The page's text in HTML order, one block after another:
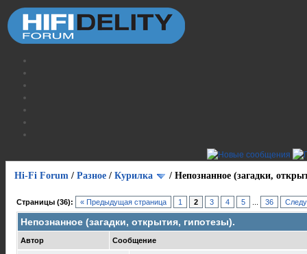
Hi-Fi Forum / Разное / Курилка / Непознанное (загадки,
Страницы (36): « Предыдущая страница 1 2 3 4 5 36
Непознанное (загадки, открытия, гипотезы).
Автор Сообщение